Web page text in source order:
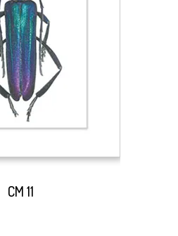
CM 11